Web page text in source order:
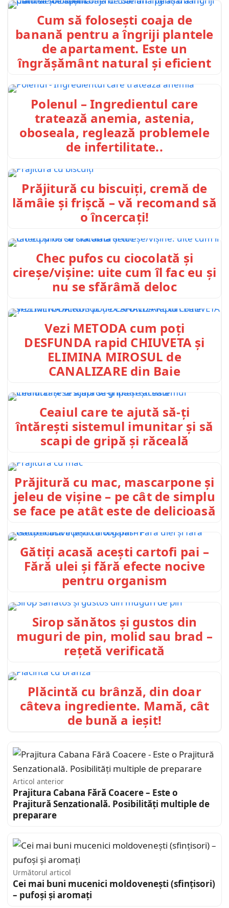
Cum să folosești coaja de
banană pentru a îngriji plantele
de apartament. Este un
îngrășământ natural și eficient
Polenul – Ingredientul care
tratează anemia, astenia,
oboseala, reglează problemele
de infertilitate..
Prăjitură cu biscuiți, cremă de
lămâie și frișcă – vă recomand să
o încercați!
Chec pufos cu ciocolată și
cireșe/vișine: uite cum îl fac eu și
nu se sfărâmă deloc
Vezi METODA cum poți
DESFUNDA rapid CHIUVETA și
ELIMINA MIROSUL de
CANALIZARE din Baie
Ceaiul care te ajută să-ți
întărești sistemul imunitar și să
scapi de gripă și răceală
Prăjitură cu mac, mascarpone și
jeleu de vișine – pe cât de simplu
se face pe atât este de delicioasă
Gătiți acasă acești cartofi pai –
Fără ulei și fără efecte nocive
pentru organism
Sirop sănătos și gustos din
muguri de pin, molid sau brad –
rețetă verificată
Plăcintă cu brânză, din doar
câteva ingrediente. Mamă, cât
de bună a ieșit!
Articol anterior
Prajitura Cabana Fără Coacere – Este o
Prajitură Senzatională. Posibilități multiple de
preparare
Următorul articol
Cei mai buni mucenici moldovenești (sfințisori)
– pufoși și aromați